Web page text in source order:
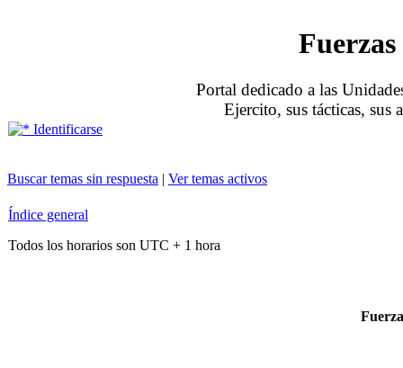
Portal dedicado a las
Ejercito, sus tácticas, sus
Identificarse
Buscar temas sin respuesta | Ver temas activos
Índice general
Todos los horarios son UTC + 1 hora